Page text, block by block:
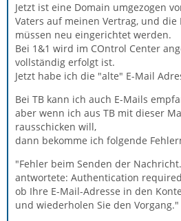
Jetzt ist eine Domain umgezogen
Vaters auf meinen Vertrag, und die
müssen neu eingerichtet werden.
Bei 1&1 wird im COntrol Center
vollständig erfolgt ist.
Jetzt habe ich die "alte" E-Mail
Bei TB kann ich auch E-Mails
aber wenn ich aus TB mit dieser
rausschicken will,
dann bekomme ich folgende
"Fehler beim Senden der
antwortete: Authentication
ob Ihre E-Mail-Adresse in den
und wiederholen Sie den Vorgang."